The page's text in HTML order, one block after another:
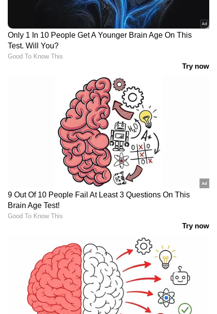
ഇന്ത്യൻ സാഹചര്യത്തിലെ നഴ്സിങ്
മേഖലയുടെ അവസ്ഥ
ഇന്ത്യയിലെത്തുമ്പോൾ നഴ്സിങ് മേഖലയുടെ
പ്രശ്നങ്ങൾ കുറച്ചുകൂടി സങ്കീർണ്ണമാകുന്നു.
ലോകത്ത് ഏറ്റവും കൂടുതൽ നഴ്സുമാരെ
സൃഷ്ടിക്കുന്ന രാജ്യങ്ങളിലൊന്നാണ് നമ്മുടേത്.
എന്നിട്ടും നമ്മുടെ രാജ്യത്തെ ഭൂരിഭാഗം
ആശുപത്രികളിലും, പ്രത്യേകിച്ച് ഗ്രാമീണ
മേഖലകളിൽ, മതിയായ നഴ്സുമാരില്ല
എന്നതാണ് വിരോധാഭാസം. ഇതിന് പ്രധാന